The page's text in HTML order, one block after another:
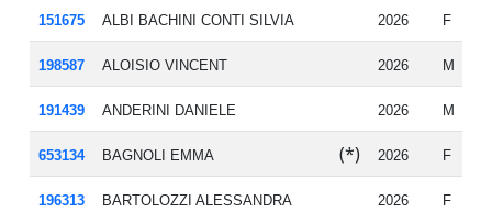
151675 ALBI BACHINI CONTI SILVIA 2026 F
198587 ALOISIO VINCENT 2026 M
191439 ANDERINI DANIELE 2026 M
653134 BAGNOLI EMMA (*) 2026 F
196313 BARTOLOZZI ALESSANDRA 2026 F